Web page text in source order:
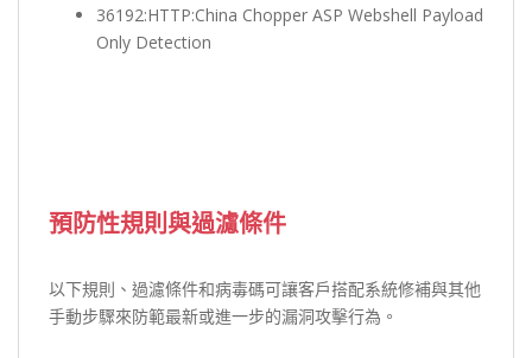
36192:HTTP:China Chopper ASP Webshell Payload
Only Detection
預防性規則與過濾條件
以下規則、過濾條件和病毒碼可讓客戶搭配系統修補與其他
手動步驟來防範最新或進一步的漏洞攻擊行為。